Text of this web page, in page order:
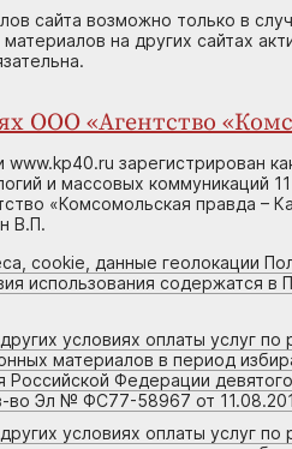
сайта возможно только в
на других сайтах
ООО «Агентство
www.kp40.ru зарегистрирован
и массовых коммуникаций
«Комсомольская правда –
В.П.
cookie, данные геолокации
использования содержатся
условиях оплаты услуг
материалов в период
Федерации
во Эл № ФС77-58967 от
условиях оплаты услуг